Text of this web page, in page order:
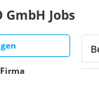
GmbH Jobs